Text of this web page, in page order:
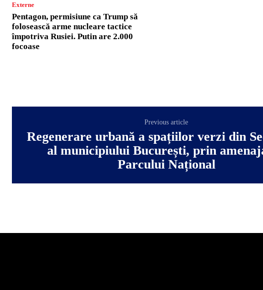
Externe
Pentagon, permisiune ca Trump să
folosească arme nucleare tactice
împotriva Rusiei. Putin are 2.000
focoase
Previous article
Regenerare urbană a spațiilor verzi din
al municipiului București, prin
Parcului Național